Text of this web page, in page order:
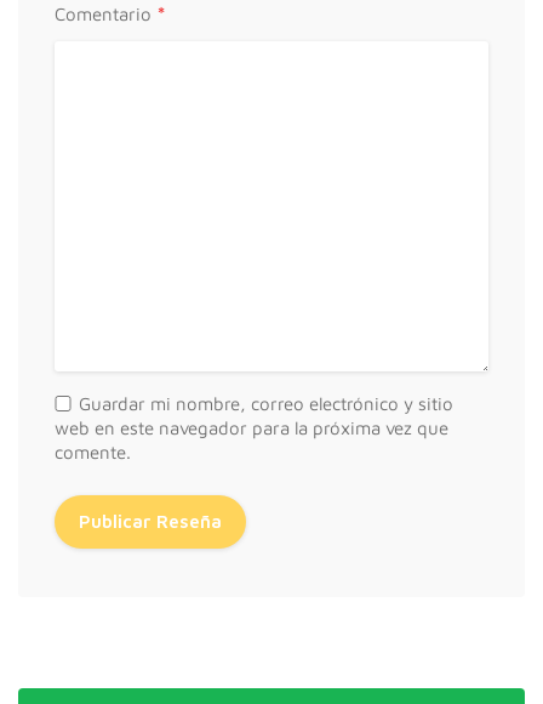
Comentario *
Guardar mi nombre, correo electrónico y sitio
web en este navegador para la próxima vez que
comente.